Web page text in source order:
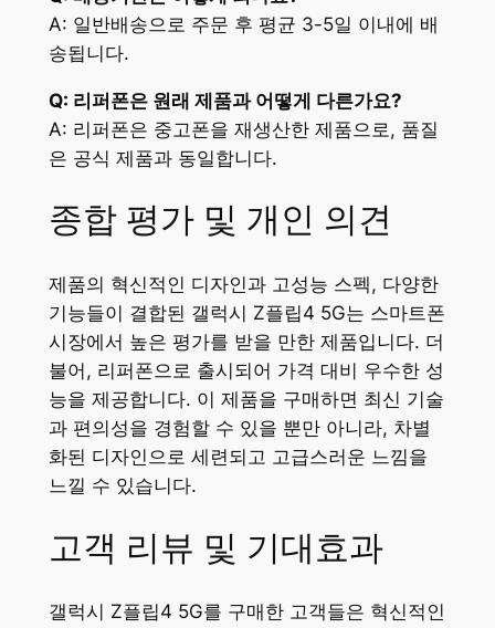
A: 일반배송으로 주문 후 평균 3-5일 이내에 배
송됩니다.
Q: 리퍼폰은 원래 제품과 어떻게 다른가요?
A: 리퍼폰은 중고폰을 재생산한 제품으로, 품질
은 공식 제품과 동일합니다.
종합 평가 및 개인 의견
제품의 혁신적인 디자인과 고성능 스펙, 다양한
기능들이 결합된 갤럭시 Z플립4 5G는 스마트폰
시장에서 높은 평가를 받을 만한 제품입니다. 더
불어, 리퍼폰으로 출시되어 가격 대비 우수한 성
능을 제공합니다. 이 제품을 구매하면 최신 기술
과 편의성을 경험할 수 있을 뿐만 아니라, 차별
화된 디자인으로 세련되고 고급스러운 느낌을
느낄 수 있습니다.
고객 리뷰 및 기대효과
갤럭시 Z플립4 5G를 구매한 고객들은 혁신적인